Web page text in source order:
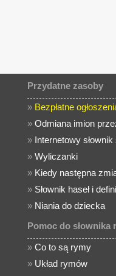
Przydatne zasoby
» Bezpłatne
»Odmiana imion
» Internetowy
»Wyliczanki
» Kiedy następna
» Słownik haseł i
» Niania do dziecka
Pomoc do słownika
»Co to są rymy
» Układ rymów